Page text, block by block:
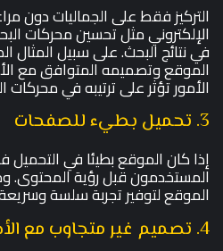
التركيز فقط على الجماليات دون
الإلكتروني مثل تحسين محركات
في نتائج البحث. على سبيل المثال
الموقع وتصميمه المتوافق مع
الأمور تؤثر على ترتيبه في محركات
3. تحميل بطيء للصفحات
إذا كان الموقع بطيئا في
المستخدمون قبل رؤية المحتوى.
الموقع لتوفير تجربة سلسة
4. تصميم غير متجاوب مع الأجهزة المختلفة